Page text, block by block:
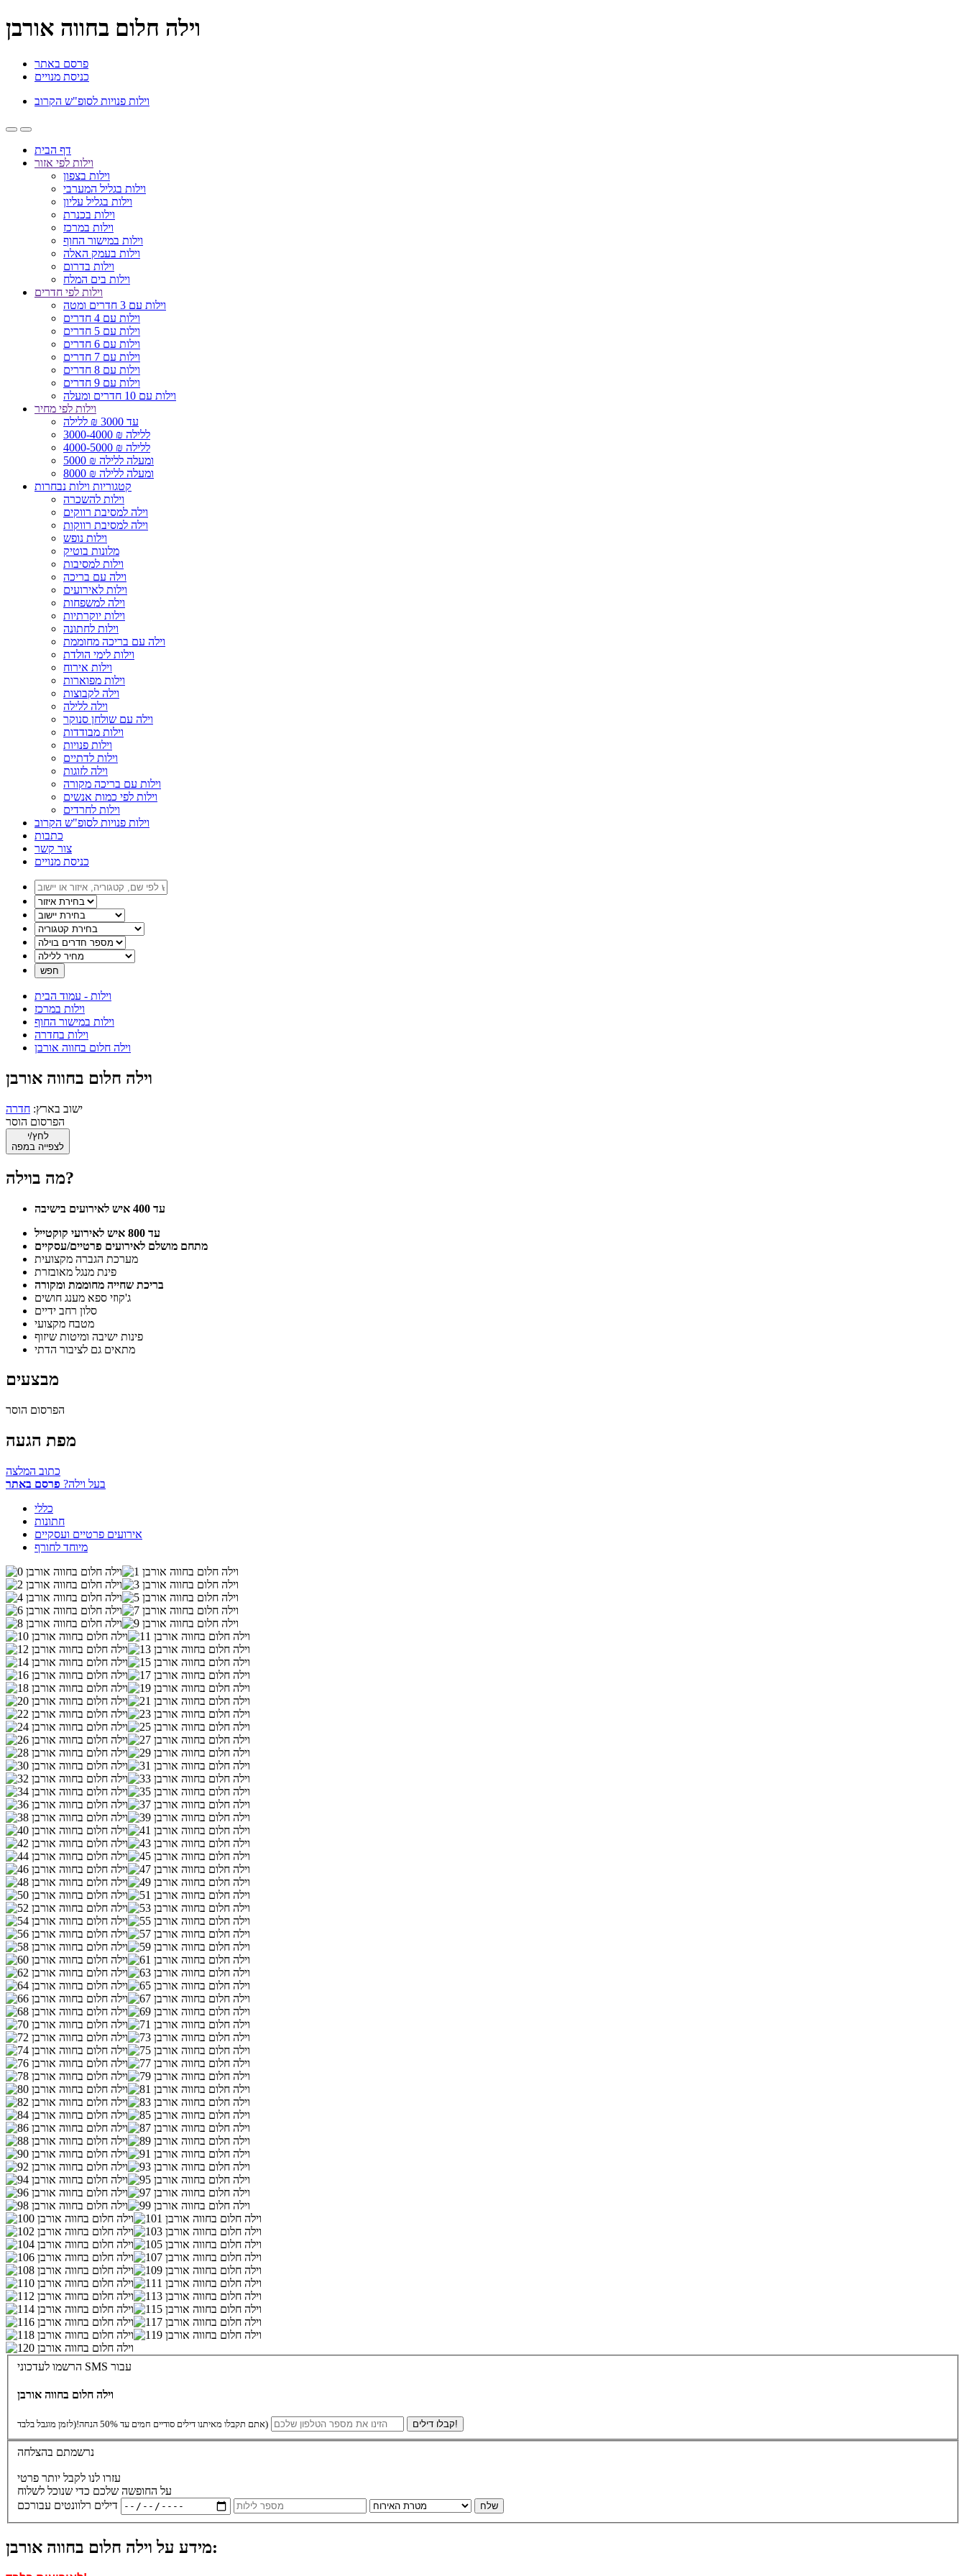
וילה חלום בחווה אורבן
פרסם באתר
כניסת מנויים
וילות פנויות לסופ"ש הקרוב
דף הבית
וילות לפי אזור
וילות בצפון
וילות בגליל המערבי
וילות בגליל עליון
וילות בכנרת
וילות במרכז
וילות במישור החוף
וילות בעמק האלה
וילות בדרום
וילות בים המלח
וילות לפי חדרים
וילות עם 3 חדרים ומטה
וילות עם 4 חדרים
וילות עם 5 חדרים
וילות עם 6 חדרים
וילות עם 7 חדרים
וילות עם 8 חדרים
וילות עם 9 חדרים
וילות עם 10 חדרים ומעלה
וילות לפי מחיר
עד 3000 ₪ ללילה
3000-4000 ₪ ללילה
4000-5000 ₪ ללילה
5000 ₪ ומעלה ללילה
8000 ₪ ומעלה ללילה
קטגוריות וילות נבחרות
וילות להשכרה
וילה למסיבת רווקים
וילה למסיבת רווקות
וילות נופש
מלונות בוטיק
וילות למסיבות
וילה עם בריכה
וילות לאירועים
וילה למשפחות
וילות יוקרתיות
וילות לחתונה
וילה עם בריכה מחוממת
וילות לימי הולדת
וילות אירוח
וילות מפוארות
וילה לקבוצות
וילה ללילה
וילה עם שולחן סנוקר
וילות מבודדות
וילות פנויות
וילות לדתיים
וילה לזוגות
וילות עם בריכה מקורה
וילות לפי כמות אנשים
וילות לחרדים
וילות פנויות לסופ"ש הקרוב
כתבות
צור קשר
כניסת מנויים
וילות - עמוד הבית
וילות במרכז
וילות במישור החוף
וילות בחדרה
וילה חלום בחווה אורבן
וילה חלום בחווה אורבן
ישוב בארץ: חדרה
הפרסום הוסר
לחץ/י
לצפייה במפה
מה בוילה?
עד 400 איש לאירועים בישיבה
עד 800 איש לאירועי קוקטייל
מתחם מושלם לאירועים פרטיים/עסקיים
מערכת הגברה מקצועית
פינת מנגל מאובזרת
בריכת שחייה מחוממת ומקורה
ג'קוזי ספא מענג חושים
סלון רחב ידיים
מטבח מקצועי
פינות ישיבה ומיטות שיזוף
מתאים גם לציבור הדתי
מבצעים
הפרסום הוסר
מפת הגעה
כתוב המלצה
בעל וילה? פרסם באתר
כללי
חתונות
אירועים פרטיים ועסקיים
מיוחד לחורף
הרשמו לעדכוני SMS עבור
וילה חלום בחווה אורבן
אתם תקבלו מאיתנו דילים סודיים חמים עד 50% הנחה!(לזמן מוגבל בלבד) קבלו דילים!
נרשמתם בהצלחה
עזרו לנו לקבל יותר פרטי
על החופשה שלכם כדי שנוכל לשלוח
שלח
מידע על וילה חלום בחווה אורבן: